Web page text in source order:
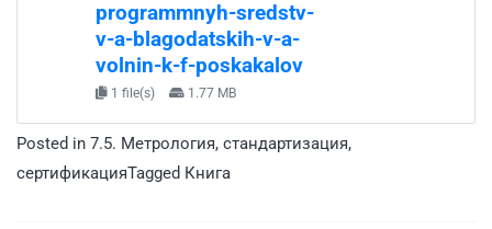
programmnyh-sredstv-
v-a-blagodatskih-v-a-
volnin-k-f-poskakalov
1 file(s) 1.77 MB
Posted in 7.5. Метрология, стандартизация,
сертификацияTagged Книга